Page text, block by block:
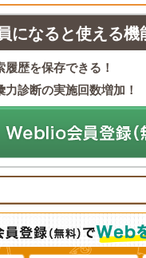
になると使える機
履歴を保存できる！
力診断の実施回数増加！